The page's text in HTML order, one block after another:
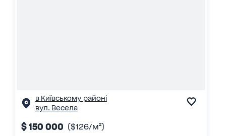
в Київському районі
вул. Весела
$ 150 000 ($126/м²)